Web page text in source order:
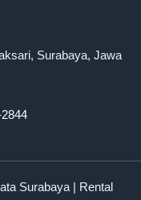
Surabaya, Jawa
Surabaya | Rental